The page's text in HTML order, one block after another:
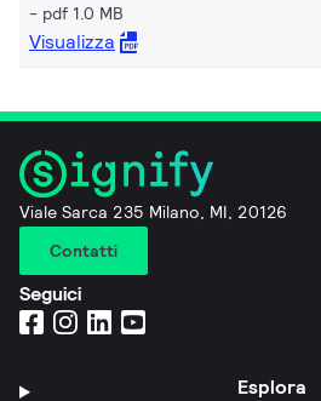
pdf 1.0 MB
Visualizza
Viale Sarca 235 Milano, MI, 20126
Contatti
Seguici
Esplora